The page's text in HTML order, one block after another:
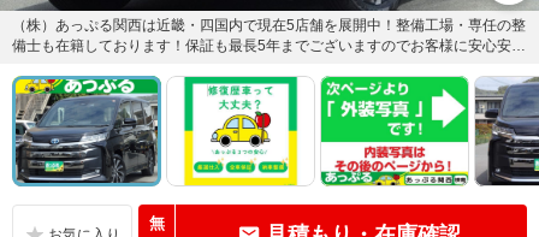
（株）あっぷる関西は近畿・四国内で現在5店舗を展開中！整備工場・専任の整
備士も在籍しております！保証も最長5年までございますのでお客様に安心安全
無